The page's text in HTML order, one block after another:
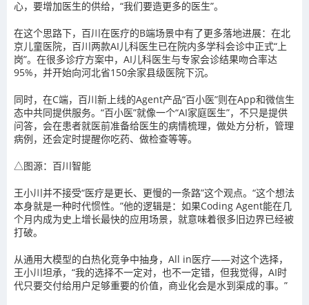
心，要增加医生的供给，“我们要造更多的医生”。
在这个思路下，百川在医疗的B端场景中有了更多落地进展：在北
京儿童医院，百川两款AI儿科医生已在院内多学科会诊中正式“上
岗”。在很多诊疗方案中，AI儿科医生与专家会诊结果吻合率达
95%，并开始向河北省150余家县级医院下沉。
同时，在C端，百川新上线的Agent产品“百小医”则在App和微信生
态中共同提供服务。“百小医”就像一个“AI家庭医生”，不只是提供
问答，会在患者就医前准备给医生的病情梳理，做处方分析，管理
病例，还会定时提醒你吃药、做检查等等。
△图源：百川智能
王小川并不接受“医疗是更长、更慢的一条路”这个观点。“这个想法
本身就是一种时代惯性。”他的逻辑是：如果Coding Agent能在几
个月内成为史上增长最快的应用场景，就意味着很多旧边界已经被
打破。
从通用大模型的白热化竞争中抽身，All in医疗——对这个选择，
王小川坦承，“我的选择不一定对，也不一定错，但我觉得，AI时
代只要交付给用户足够重要的价值，商业化会是水到渠成的事。”